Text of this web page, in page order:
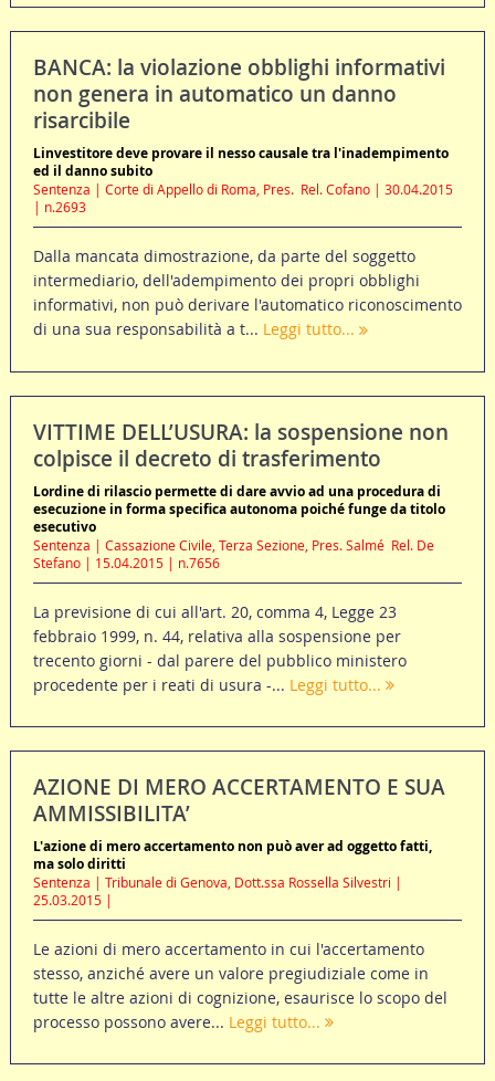
BANCA: la violazione obblighi informativi
non genera in automatico un danno
risarcibile
Linvestitore deve provare il nesso causale tra l'inadempimento
ed il danno subito
Sentenza | Corte di Appello di Roma, Pres.  Rel. Cofano | 30.04.2015
| n.2693
Dalla mancata dimostrazione, da parte del soggetto
intermediario, dell'adempimento dei propri obblighi
informativi, non può derivare l'automatico riconoscimento
di una sua responsabilità a t... Leggi tutto...
VITTIME DELL’USURA: la sospensione non
colpisce il decreto di trasferimento
Lordine di rilascio permette di dare avvio ad una procedura di
esecuzione in forma specifica autonoma poiché funge da titolo
esecutivo
Sentenza | Cassazione Civile, Terza Sezione, Pres. Salmé  Rel. De
Stefano | 15.04.2015 | n.7656
La previsione di cui all'art. 20, comma 4, Legge 23
febbraio 1999, n. 44, relativa alla sospensione per
trecento giorni - dal parere del pubblico ministero
procedente per i reati di usura -... Leggi tutto...
AZIONE DI MERO ACCERTAMENTO E SUA
AMMISSIBILITA’
L'azione di mero accertamento non può aver ad oggetto fatti,
ma solo diritti
Sentenza | Tribunale di Genova, Dott.ssa Rossella Silvestri |
25.03.2015 |
Le azioni di mero accertamento in cui l'accertamento
stesso, anziché avere un valore pregiudiziale come in
tutte le altre azioni di cognizione, esaurisce lo scopo del
processo possono avere... Leggi tutto...